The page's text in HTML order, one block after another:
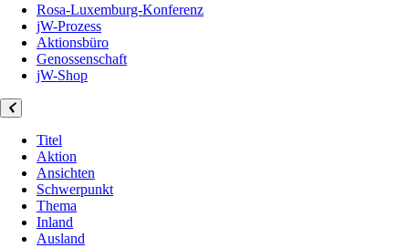
Rosa-Luxemburg-Konferenz
jW-Prozess
Aktionsbüro
Genossenschaft
jW-Shop
Titel
Aktion
Ansichten
Schwerpunkt
Thema
Inland
Ausland